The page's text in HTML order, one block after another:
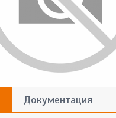
Документация